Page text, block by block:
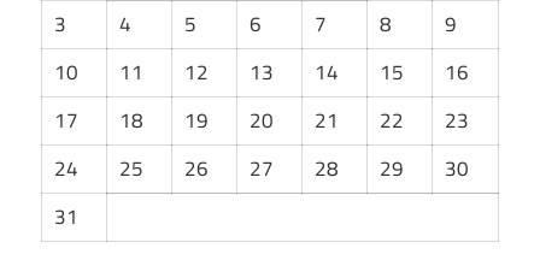
3
4 5 6 7 8
9
10
11 12 13 14 15
16
17
18 19 20 21 22
23
24
25 26 27 28 29
30
31